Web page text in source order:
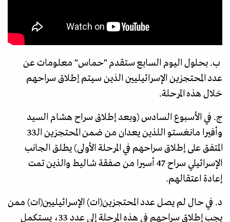
ب. بحلول اليوم السابع ستقدم "حماس" معلومات عن
عدد المحتجزين الإسرائيليين الذين سيتم إطلاق سراحهم
خلال هذه المرحلة.
ج. في الأسبوع السادس (وبعد إطلاق سراح هشام السيد
وأفيرا مانغستو اللذين يعدان من ضمن المحتجزين الـ33
المتفق على إطلاق سراحهم في المرحلة الأولى) يطلق الجانب
الإسرائيلي سراح 47 أسيرا من صفقة شاليط والذين تمت
إعادة اعتقالهم.
د. في حال لم يصل عدد المحتجزين(ات) الإسرائيليين(ات) ممن
يجب إطلاق سراحهم في هذه المرحلة إلى عدد 33، يستكمل